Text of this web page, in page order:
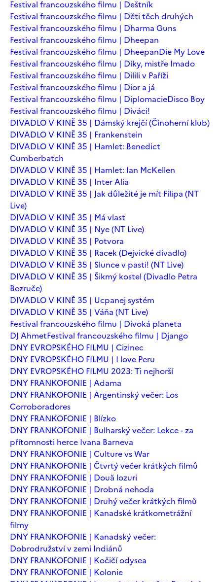
Festival francouzského filmu | Deštník
Festival francouzského filmu | Děti těch druhých
Festival francouzského filmu | Dharma Guns
Festival francouzského filmu | Dheepan
Festival francouzského filmu | DheepanDie My Love
Festival francouzského filmu | Díky, mistře Imado
Festival francouzského filmu | Dilili v Paříži
Festival francouzského filmu | Dior a já
Festival francouzského filmu | DiplomacieDisco Boy
Festival francouzského filmu | Diváci!
DIVADLO V KINĚ 35 | Dámský krejčí (Činoherní klub)
DIVADLO V KINĚ 35 | Frankenstein
DIVADLO V KINĚ 35 | Hamlet: Benedict
Cumberbatch
DIVADLO V KINĚ 35 | Hamlet: Ian McKellen
DIVADLO V KINĚ 35 | Inter Alia
DIVADLO V KINĚ 35 | Jak důležité je mít Filipa (NT
Live)
DIVADLO V KINĚ 35 | Má vlast
DIVADLO V KINĚ 35 | Nye (NT Live)
DIVADLO V KINĚ 35 | Potvora
DIVADLO V KINĚ 35 | Racek (Dejvické divadlo)
DIVADLO V KINĚ 35 | Slunce v pasti! (NT Live)
DIVADLO V KINĚ 35 | Šikmý kostel (Divadlo Petra
Bezruče)
DIVADLO V KINĚ 35 | Ucpanej systém
DIVADLO V KINĚ 35 | Váňa (NT Live)
Festival francouzského filmu | Divoká planeta
DJ AhmetFestival francouzského filmu | Django
DNY EVROPSKÉHO FILMU | Cizinec
DNY EVROPSKÉHO FILMU | I love Peru
DNY EVROPSKÉHO FILMU 2023: Ti nejhorší
DNY FRANKOFONIE | Adama
DNY FRANKOFONIE | Argentinský večer: Los
Corroboradores
DNY FRANKOFONIE | Blízko
DNY FRANKOFONIE | Bulharský večer: Lekce - za
přítomnosti herce Ivana Barneva
DNY FRANKOFONIE | Culture vs War
DNY FRANKOFONIE | Čtvrtý večer krátkých filmů
DNY FRANKOFONIE | Două lozuri
DNY FRANKOFONIE | Drobná nehoda
DNY FRANKOFONIE | Druhý večer krátkých filmů
DNY FRANKOFONIE | Kanadské krátkometrážní
filmy
DNY FRANKOFONIE | Kanadský večer:
Dobrodružství v zemi Indiánů
DNY FRANKOFONIE | Kočičí odysea
DNY FRANKOFONIE | Kolonie